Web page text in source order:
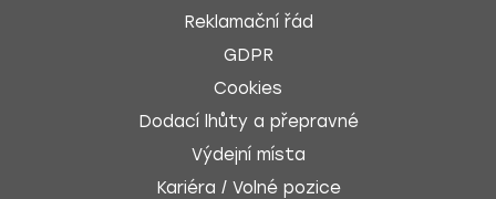
Reklamační řád
GDPR
Cookies
Dodací lhůty a přepravné
Výdejní místa
Kariéra / Volné pozice